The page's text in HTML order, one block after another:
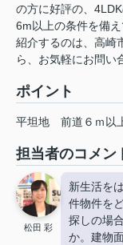
の方に好評の、
6m以上の条件を備
紹介するのは、高崎
ら、お気軽にお問い
ポイント
平坦地 前道６ｍ以
担当者のコメン
松田 彩
新生活を
件物件を
探しの場
か。建物